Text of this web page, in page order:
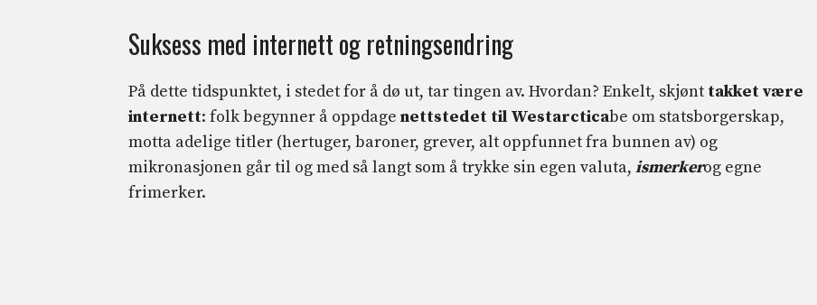
Suksess med internett og retningsendring
På dette tidspunktet, i stedet for å dø ut, tar tingen av. Hvordan? Enkelt, skjønt takket være
internett: folk begynner å oppdage nettstedet til Westarcticabe om statsborgerskap,
motta adelige titler (hertuger, baroner, grever, alt oppfunnet fra bunnen av) og
mikronasjonen går til og med så langt som å trykke sin egen valuta, ismerkerog egne
frimerker.